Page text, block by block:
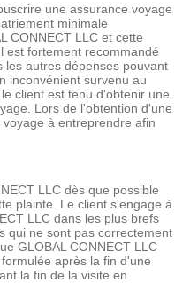
une assurance voyage
minimale
CONNECT LLC et cette
est fortement recommandé
autres dépenses pouvant
inconvénient survenu au
client est tenu d'obtenir une
Lors de l'obtention d'une
à entreprendre afin
LLC dès que possible
plainte. Le client s'engage à
LLC dans les plus brefs
qui ne sont pas correctement
GLOBAL CONNECT LLC
après la fin d'une
la fin de la visite en